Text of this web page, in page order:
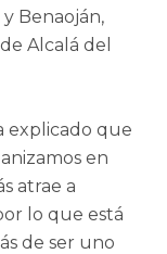
Benaoján,
Alcalá del
explicado que
en
atrae a
lo que está
de ser uno